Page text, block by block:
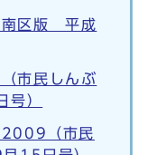
南区版 平成
市民しんぶ
）
2009（市民